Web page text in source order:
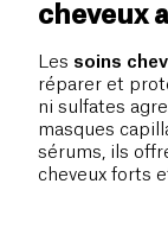
cheveux
Les soins
réparer et
ni sulfates
masques
sérums, ils
cheveux forts